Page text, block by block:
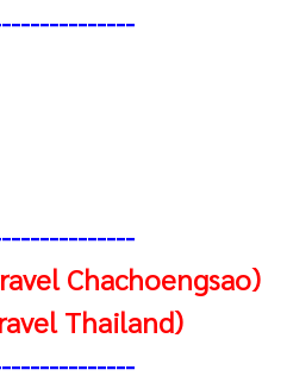
-
Chachoengsao)
Thailand)
-